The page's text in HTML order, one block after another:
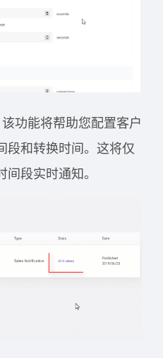
该功能将帮助您配置客户
段和转换时间。这将仅
段实时通知。